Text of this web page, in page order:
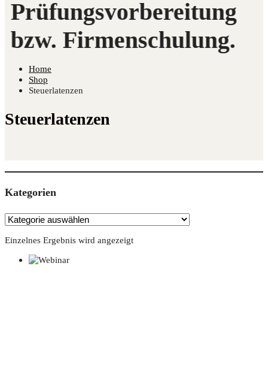
Home
Shop
Steuerlatenzen
Steuerlatenzen
Kate­go­rien
Einzelnes Ergebnis wird angezeigt